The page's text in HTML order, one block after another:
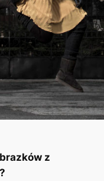
z